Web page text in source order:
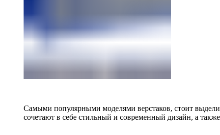
Самыми популярными моделями верстаков, стоит
сочетают в себе стильный и современный дизайн, а